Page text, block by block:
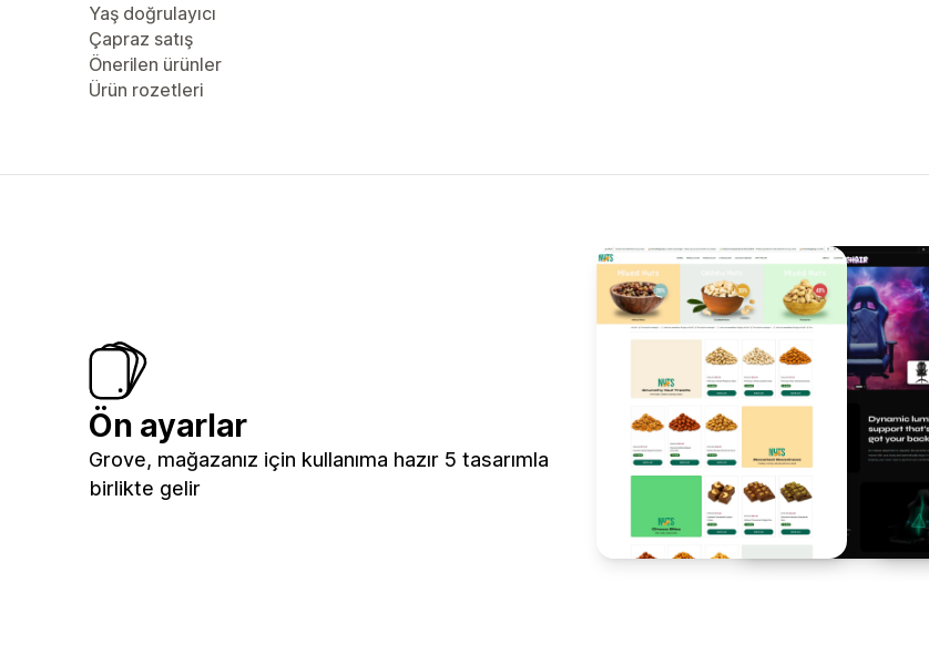
Yaş doğrulayıcı
Çapraz satış
Önerilen ürünler
Ürün rozetleri
Ön ayarlar
Grove, mağazanız için kullanıma hazır 5 tasarımla
birlikte gelir